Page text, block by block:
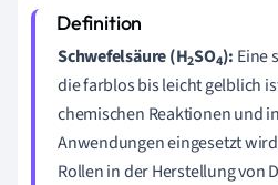
Schwefelsäure (H2SO4): Eine
die farblos bis leicht gelblich
chemischen Reaktionen und
Anwendungen eingesetzt
Rollen in der Herstellung von